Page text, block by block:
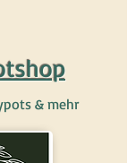
& mehr